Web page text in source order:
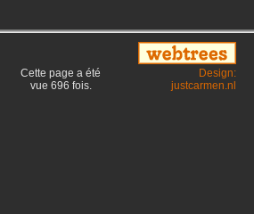
Cette page a été
vue 696 fois.
Design:
justcarmen.nl